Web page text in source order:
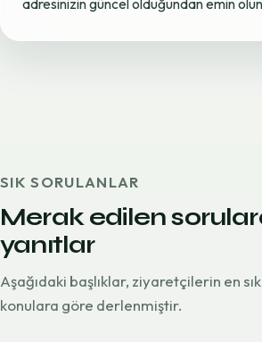
adresinizin güncel olduğundan emin
SIK SORULANLAR
Merak edilen
yanıtlar
Aşağıdaki başlıklar, ziyaretçilerin en
konulara göre derlenmiştir.